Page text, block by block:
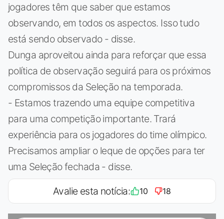
jogadores têm que saber que estamos
observando, em todos os aspectos. Isso tudo
está sendo observado - disse.
Dunga aproveitou ainda para reforçar que essa
política de observação seguirá para os próximos
compromissos da Seleção na temporada.
- Estamos trazendo uma equipe competitiva
para uma competição importante. Trará
experiência para os jogadores do time olímpico.
Precisamos ampliar o leque de opções para ter
uma Seleção fechada - disse.
Avalie esta notícia: 10 18